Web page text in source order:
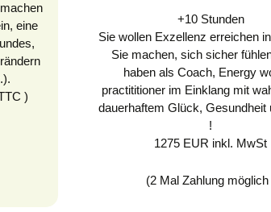
eine
)
+10 Stunden
Sie wollen Exzellenz erreichen
Sie machen, sich sicher
haben als Coach, Energy
practititioner im Einklang mit
dauerhaftem Glück, Gesundheit
!
1275 EUR inkl. MwSt
(2 Mal Zahlung möglich